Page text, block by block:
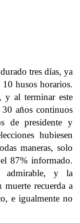
tres días, ya
husos horarios.
y al terminar este
años continuos
de presidente y
hubiesen
maneras, solo
87% informado.
admirable, y la
recuerda a
e igualmente no